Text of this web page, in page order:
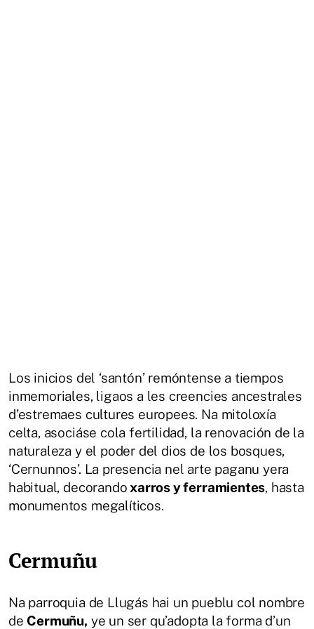
Los inicios del ‘santón’ remóntense a tiempos
inmemoriales, ligaos a les creencies ancestrales
d’estremaes cultures europees. Na mitoloxía
celta, asociáse cola fertilidad, la renovación de la
naturaleza y el poder del dios de los bosques,
‘Cernunnos’. La presencia nel arte paganu yera
habitual, decorando xarros y ferramientes, hasta
monumentos megalíticos.
Cermuñu
Na parroquia de Llugás hai un pueblu col nombre
de Cermuñu, ye un ser qu’adopta la forma d’un